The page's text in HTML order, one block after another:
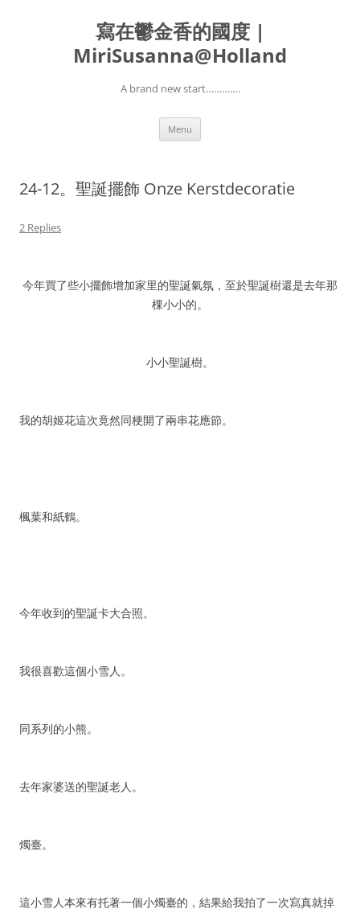
寫在鬱金香的國度 |
MiriSusanna@Holland
A brand new start………….
Menu
24-12。聖誕擺飾 Onze Kerstdecoratie
2 Replies
今年買了些小擺飾增加家里的聖誕氣氛，至於聖誕樹還是去年那
棵小小的。
小小聖誕樹。
我的胡姬花這次竟然同梗開了兩串花應節。
楓葉和紙鶴。
今年收到的聖誕卡大合照。
我很喜歡這個小雪人。
同系列的小熊。
去年家婆送的聖誕老人。
燭臺。
這小雪人本來有托著一個小燭臺的，結果給我拍了一次寫真就掉